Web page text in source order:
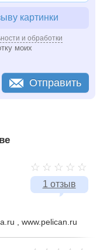
картинки
и обработки
моих
Отправить
1 отзыв
, www.pelican.ru